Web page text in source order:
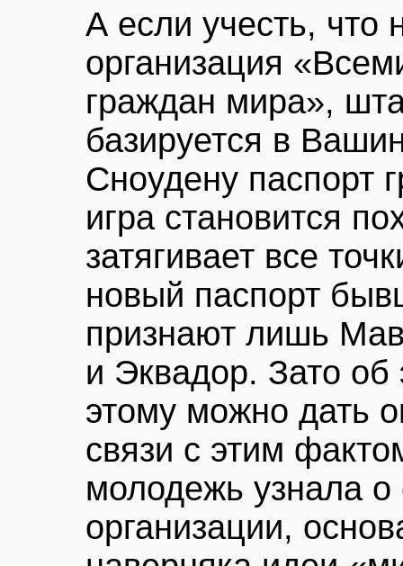
А если учесть, что
организация
граждан мира»,
базируется в
Сноудену паспорт
игра становится
затягивает все
новый паспорт
признают лишь
и Эквадор. Зато об
этому можно дать
связи с этим
молодежь узнала
организации,